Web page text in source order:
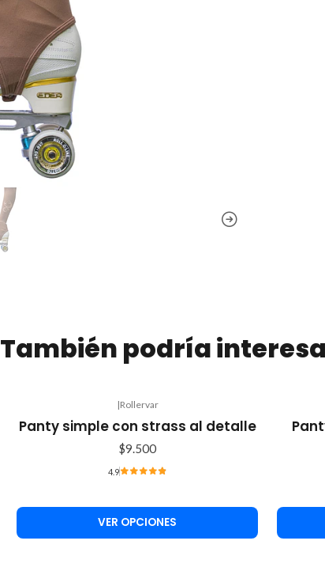
También podría
|Rollervar
Panty simple con strass al detalle
$9.500
4.9
VER OPCIONES
-28%
OFF